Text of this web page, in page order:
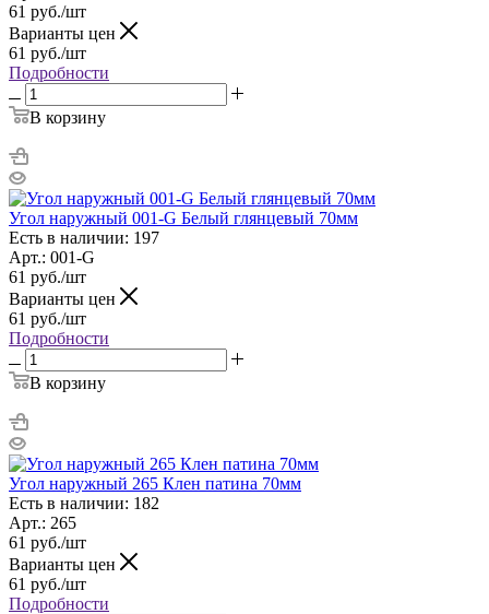
61 руб./шт
Варианты цен
61 руб./шт
Подробности
В корзину
Угол наружный 001-G Белый глянцевый 70мм
Есть в наличии: 197
Арт.: 001-G
61 руб./шт
Варианты цен
61 руб./шт
Подробности
В корзину
Угол наружный 265 Клен патина 70мм
Есть в наличии: 182
Арт.: 265
61 руб./шт
Варианты цен
61 руб./шт
Подробности